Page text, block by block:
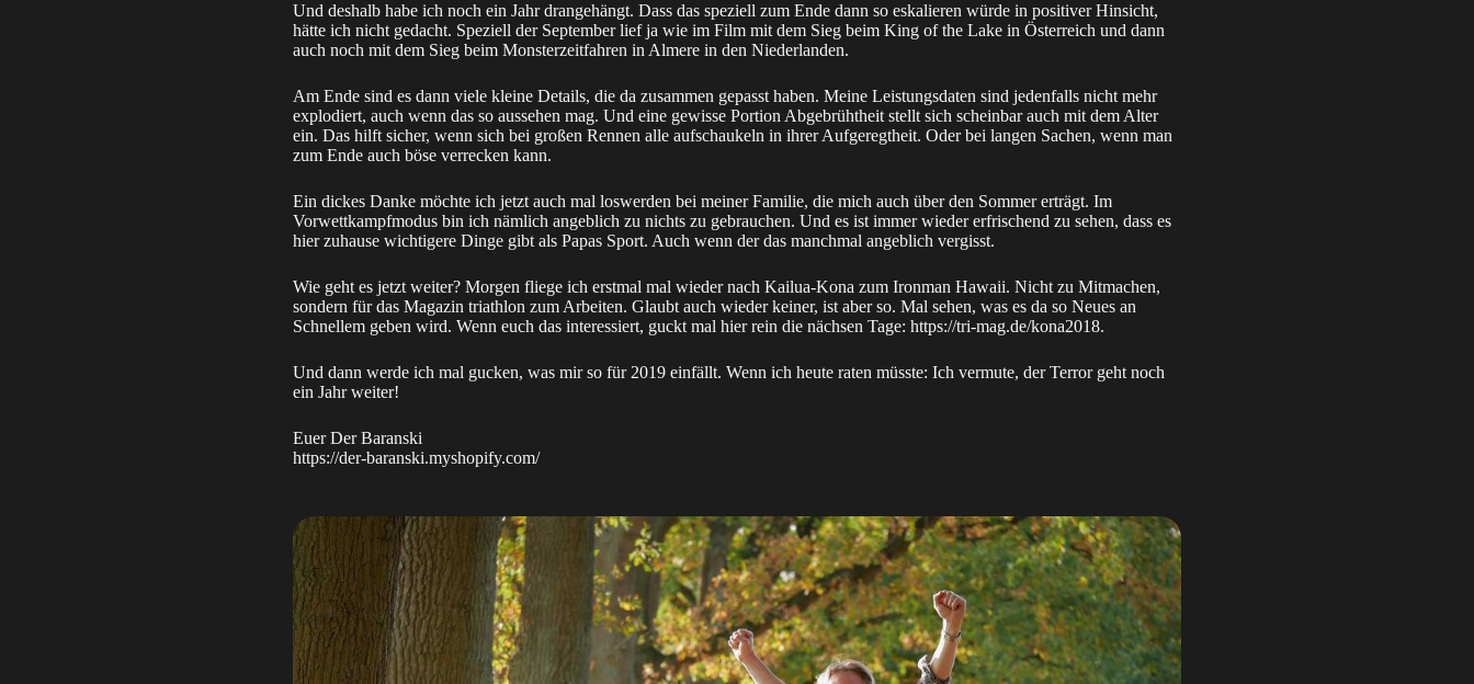
Und deshalb habe ich noch ein Jahr drangehängt. Dass das speziell zum Ende dann so eskalieren würde in positiver Hinsicht,
hätte ich nicht gedacht. Speziell der September lief ja wie im Film mit dem Sieg beim King of the Lake in Österreich und dann
auch noch mit dem Sieg beim Monsterzeitfahren in Almere in den Niederlanden.
Am Ende sind es dann viele kleine Details, die da zusammen gepasst haben. Meine Leistungsdaten sind jedenfalls nicht mehr
explodiert, auch wenn das so aussehen mag. Und eine gewisse Portion Abgebrühtheit stellt sich scheinbar auch mit dem Alter
ein. Das hilft sicher, wenn sich bei großen Rennen alle aufschaukeln in ihrer Aufgeregtheit. Oder bei langen Sachen, wenn man
zum Ende auch böse verrecken kann.
Ein dickes Danke möchte ich jetzt auch mal loswerden bei meiner Familie, die mich auch über den Sommer erträgt. Im
Vorwettkampfmodus bin ich nämlich angeblich zu nichts zu gebrauchen. Und es ist immer wieder erfrischend zu sehen, dass es
hier zuhause wichtigere Dinge gibt als Papas Sport. Auch wenn der das manchmal angeblich vergisst.
Wie geht es jetzt weiter? Morgen fliege ich erstmal mal wieder nach Kailua-Kona zum Ironman Hawaii. Nicht zu Mitmachen,
sondern für das Magazin triathlon zum Arbeiten. Glaubt auch wieder keiner, ist aber so. Mal sehen, was es da so Neues an
Schnellem geben wird. Wenn euch das interessiert, guckt mal hier rein die nächsen Tage: https://tri-mag.de/kona2018.
Und dann werde ich mal gucken, was mir so für 2019 einfällt. Wenn ich heute raten müsste: Ich vermute, der Terror geht noch
ein Jahr weiter!
Euer Der Baranski
https://der-baranski.myshopify.com/